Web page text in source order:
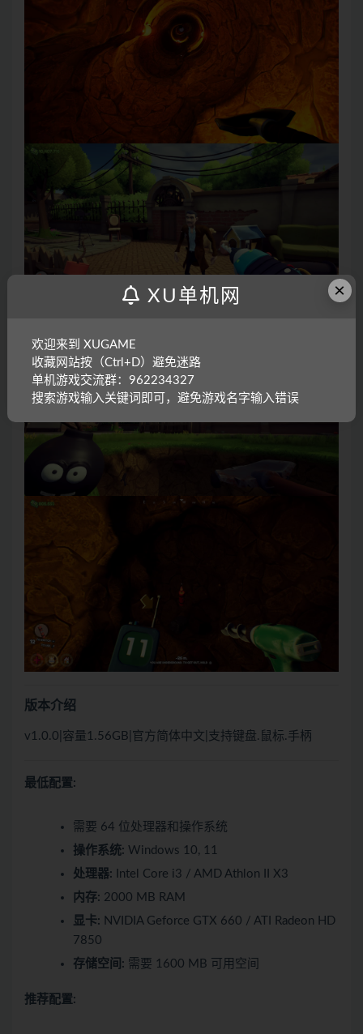
版本介绍
v1.0.0|容量1.56GB|官方简体中文|支持键盘.鼠标.手柄
最低配置:
需要 64 位处理器和操作系统
操作系统: Windows 10, 11
处理器: Intel Core i3 / AMD Athlon II X3
内存: 2000 MB RAM
显卡: NVIDIA Geforce GTX 660 / ATI Radeon HD
7850
存储空间: 需要 1600 MB 可用空间
推荐配置:
×
XU单机网
欢迎来到 XUGAME
收藏网站按（Ctrl+D）避免迷路
单机游戏交流群：962234327
搜索游戏输入关键词即可，避免游戏名字输入错误